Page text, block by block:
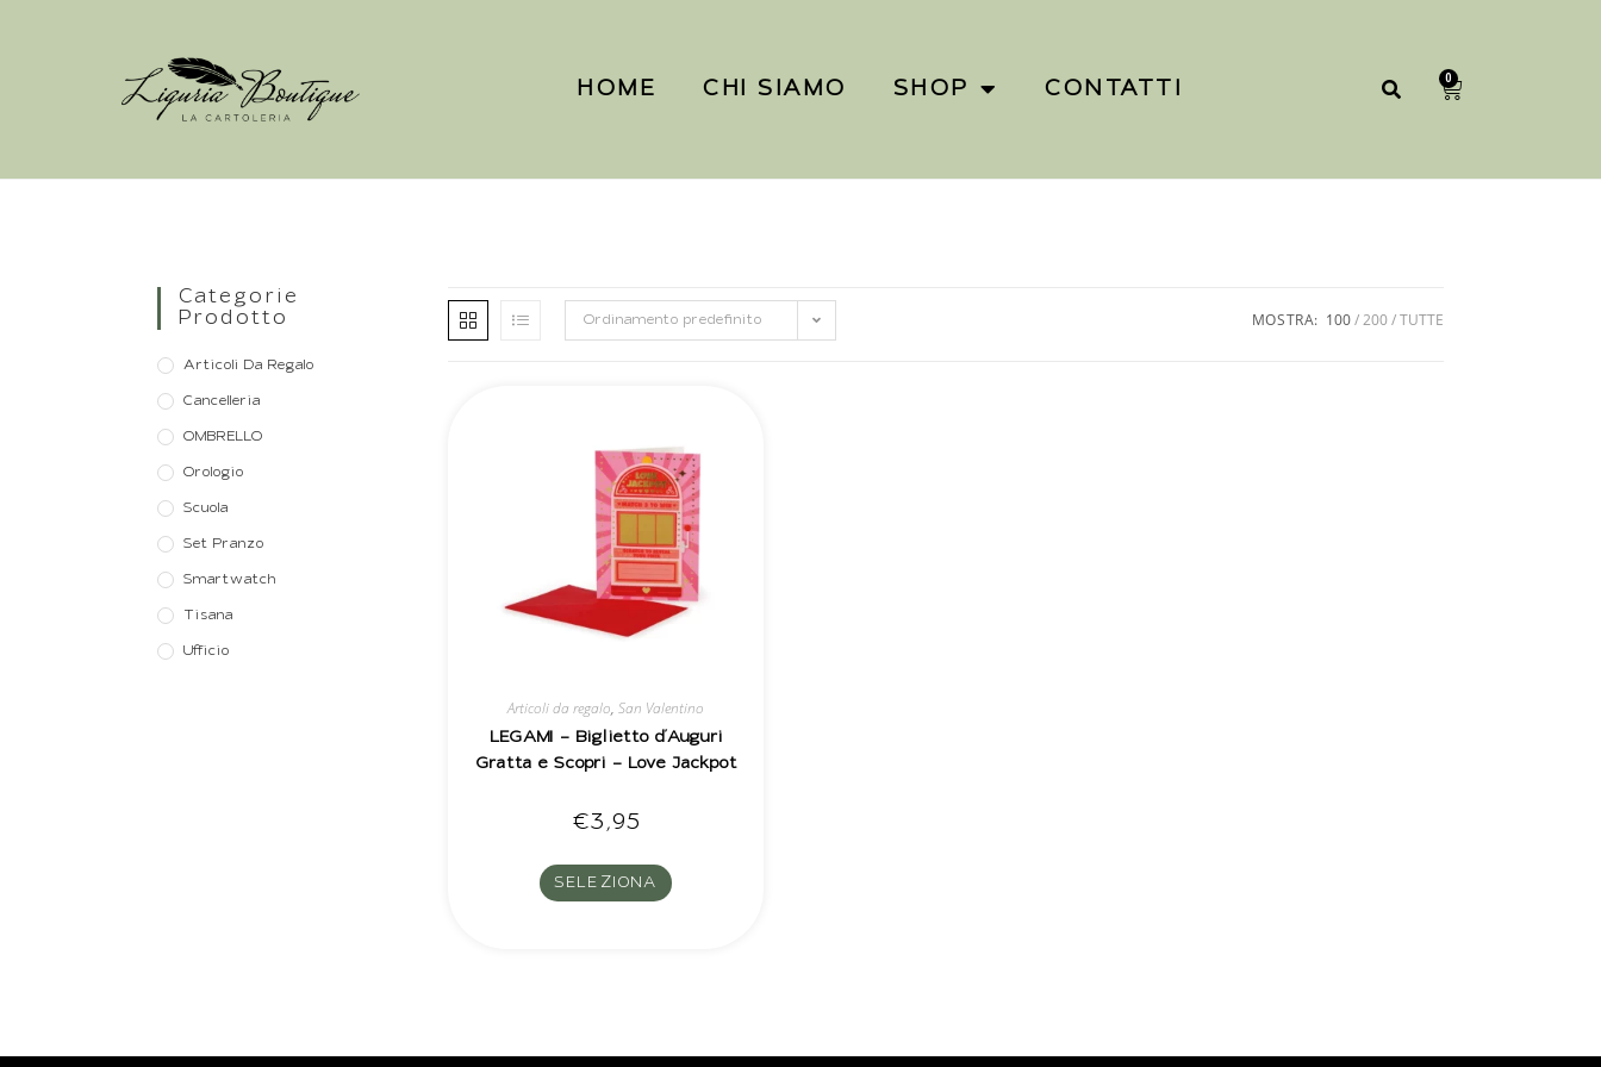
HOME CHI SIAMO SHOP CONTATTI 0
Categorie
Prodotto
Articoli Da Regalo
Cancelleria
OMBRELLO
Orologio
Scuola
Set Pranzo
Smartwatch
Tisana
Ufficio
Ordinamento predefinito MOSTRA: 100 200 TUTTE
Articoli da regalo,San Valentino
LEGAMI – Biglietto d’Auguri
Gratta e Scopri – Love Jackpot
€3,95
SELEZIONA